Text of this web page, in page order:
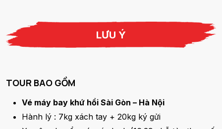
LƯU Ý
TOUR BAO GỒM
Vé máy bay khứ hồi Sài Gòn – Hà Nội
Hành lý : 7kg xách tay + 20kg ký gửi